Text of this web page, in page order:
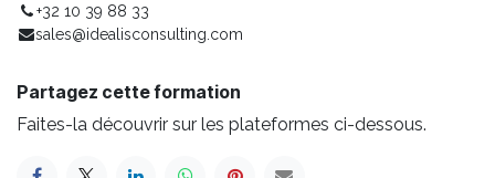
+32 10 39 88 33
sales@idealisconsulting.com
Partagez cette formation
Faites-la découvrir sur les plateformes ci-dessous.